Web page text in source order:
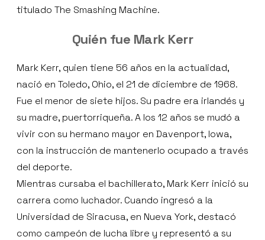
titulado The Smashing Machine.
Quién fue Mark Kerr
Mark Kerr, quien tiene 56 años en la actualidad,
nació en Toledo, Ohio, el 21 de diciembre de 1968.
Fue el menor de siete hijos. Su padre era irlandés y
su madre, puertorriqueña. A los 12 años se mudó a
vivir con su hermano mayor en Davenport, Iowa,
con la instrucción de mantenerlo ocupado a través
del deporte.
Mientras cursaba el bachillerato, Mark Kerr inició su
carrera como luchador. Cuando ingresó a la
Universidad de Siracusa, en Nueva York, destacó
como campeón de lucha libre y representó a su